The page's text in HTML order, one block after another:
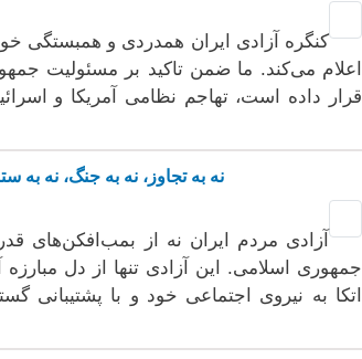
کنگره آزادی ایران همدردی و همبستگی
اعلام می‌کند. ما ضمن تاکید بر مسئولیت
قرار داده است، تهاجم نظامی آمریکا و
نه به تجاوز، نه به جنگ، نه به
آزادی مردم ایران نه از بمب‌افکن‌های
جمهوری اسلامی. این آزادی تنها از دل مبارزه
اتکا به نیروی اجتماعی خود و با پشتیبانی